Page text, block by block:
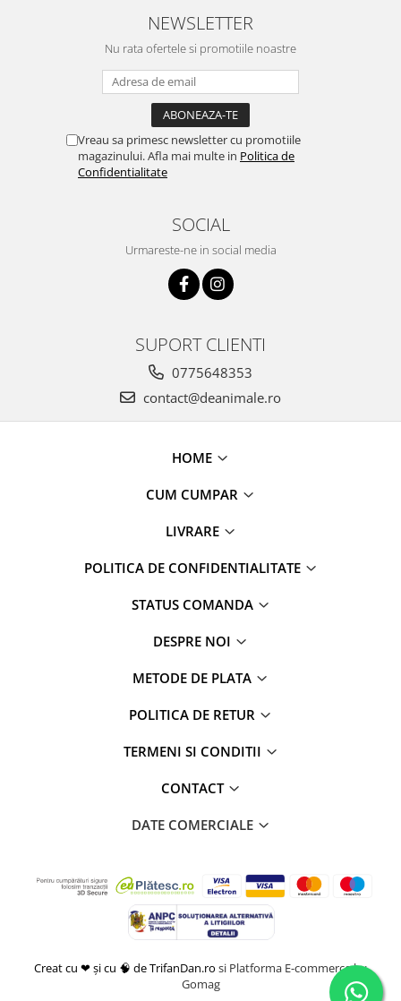
NEWSLETTER
Nu rata ofertele si promotiile noastre
Vreau sa primesc newsletter cu promotiile
magazinului. Afla mai multe in Politica de
Confidentialitate
SOCIAL
Urmareste-ne in social media
SUPORT CLIENTI
0775648353
contact@deanimale.ro
HOME
CUM CUMPAR
LIVRARE
POLITICA DE CONFIDENTIALITATE
STATUS COMANDA
DESPRE NOI
METODE DE PLATA
POLITICA DE RETUR
TERMENI SI CONDITII
CONTACT
DATE COMERCIALE
Creat cu ❤ și cu 🧠 de TrifanDan.ro si Platforma E-commerce by
Gomag